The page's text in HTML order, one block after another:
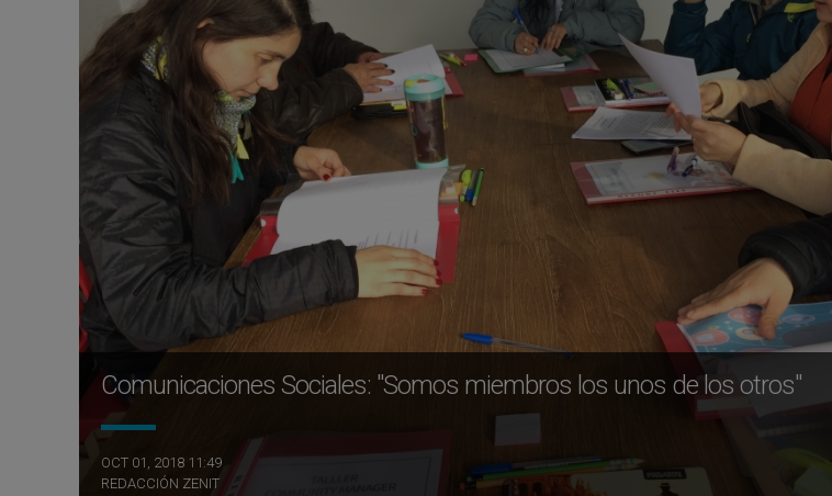
Comunicaciones Sociales: "Somos miembros los unos de los otros"
OCT 01, 2018 11:49
REDACCIÓN ZENIT